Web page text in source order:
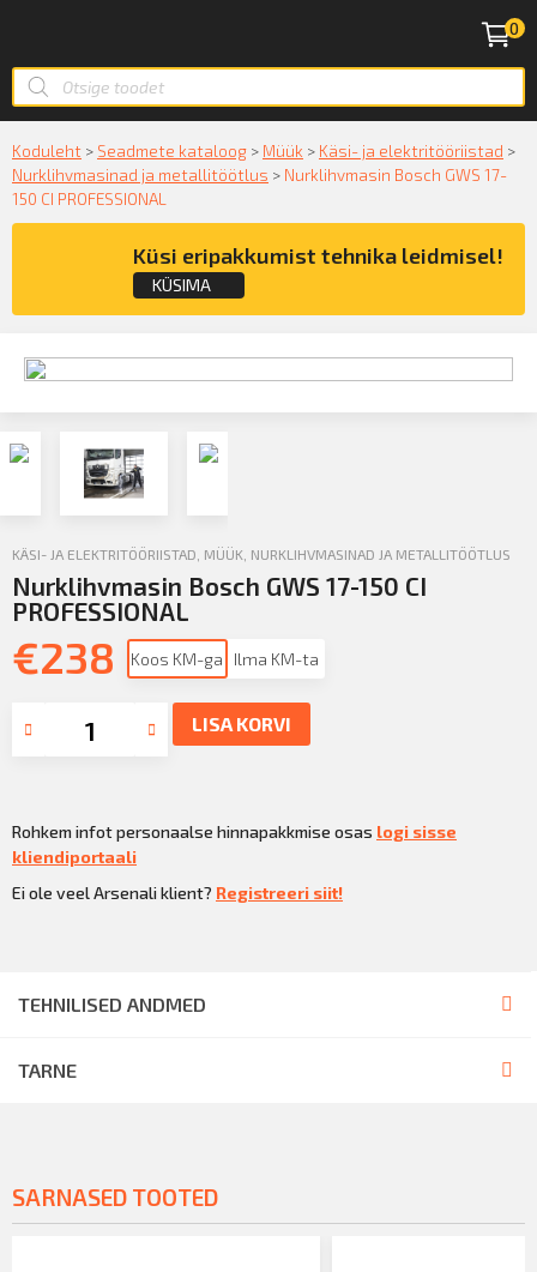
0
Koduleht > Seadmete kataloog > Müük > Käsi- ja elektritööriistad >
Nurklihvmasinad ja metallitöötlus > Nurklihvmasin Bosch GWS 17-
150 CI PROFESSIONAL
Küsi eripakkumist tehnika leidmisel!
KÜSIMA
KÄSI- JA ELEKTRITÖÖRIISTAD MÜÜK NURKLIHVMASINAD JA METALLITÖÖTLUS
Nurklihvmasin Bosch GWS 17-150 CI
PROFESSIONAL
€238 Koos KM-ga Ilma KM-ta
LISA KORVI
Rohkem infot personaalse hinnapakkmise osas logi sisse
kliendiportaali
Ei ole veel Arsenali klient? Registreeri siit!
TEHNILISED ANDMED
TARNE
SARNASED TOOTED